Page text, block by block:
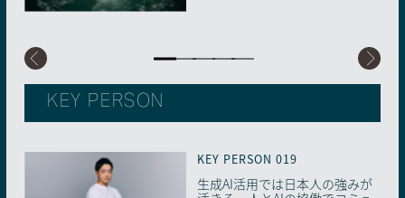
KEY PERSON
KEY PERSON 019
生成AI活用では日本人の強みが
KEY PERSON 018
もっと自由で多様な「働き⽅」
KEY PERSON 017
【医療×生成AI】少子高齢化・
KEY PERSON 016
学歴から「学習歴」重視の社会
KEY PERSON 015
まさにSFの世界到来。生成AI時